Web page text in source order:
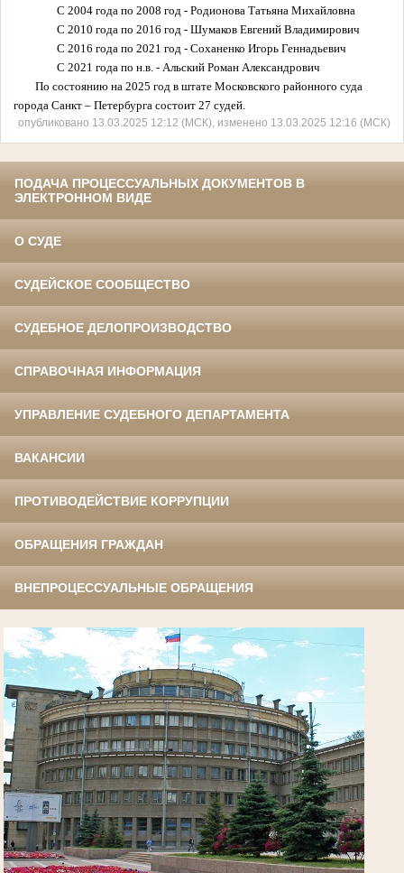
С 2004 года по 2008 год - Родионова Татьяна Михайловна
С 2010 года по 2016 год - Шумаков Евгений Владимирович
С 2016 года по 2021 год - Соханенко Игорь Геннадьевич
С 2021 года по н.в. - Альский Роман Александрович
По состоянию на 2025 год в штате Московского районного суда
города Санкт – Петербурга состоит 27 судей.
опубликовано 13.03.2025 12:12 (МСК), изменено 13.03.2025 12:16 (МСК)
ПОДАЧА ПРОЦЕССУАЛЬНЫХ ДОКУМЕНТОВ В
ЭЛЕКТРОННОМ ВИДЕ
О СУДЕ
СУДЕЙСКОЕ СООБЩЕСТВО
СУДЕБНОЕ ДЕЛОПРОИЗВОДСТВО
СПРАВОЧНАЯ ИНФОРМАЦИЯ
УПРАВЛЕНИЕ СУДЕБНОГО ДЕПАРТАМЕНТА
ВАКАНСИИ
ПРОТИВОДЕЙСТВИЕ КОРРУПЦИИ
ОБРАЩЕНИЯ ГРАЖДАН
ВНЕПРОЦЕССУАЛЬНЫЕ ОБРАЩЕНИЯ